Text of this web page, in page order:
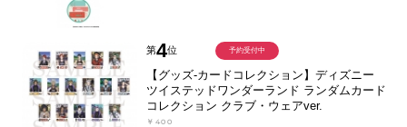
第4位
【グッズ-カードコレクション】ディズニー
ツイステッドワンダーランド ランダムカード
コレクション クラブ・ウェアver.
￥400
予約受付中